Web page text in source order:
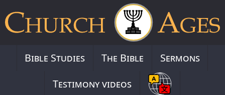
Bible Studies The Bible
Sermons
Testimony videos